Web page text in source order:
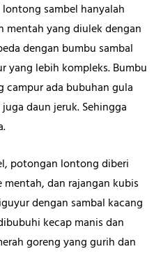
sambel hanyalah
yang diulek dengan
dengan bumbu sambal
yang lebih kompleks. Bumbu
campur ada bubuhan gula
daun jeruk. Sehingga
potongan lontong diberi
dan rajangan kubis
dengan sambal kacang
kecap manis dan
goreng yang gurih dan